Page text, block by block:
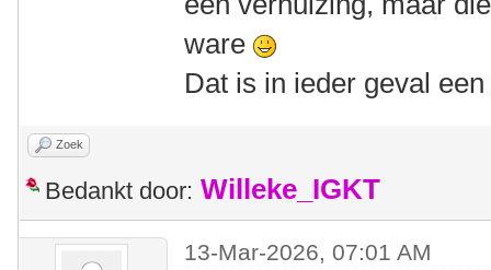
ware
Dat is in ieder geval
Zoek
Bedankt door: Willeke_IGKT
13-Mar-2026, 07:01 AM